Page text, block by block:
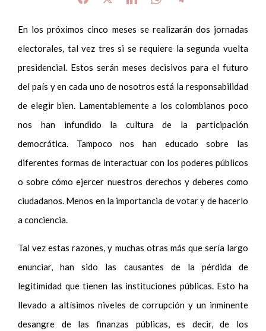
En los próximos cinco meses se realizarán dos jornadas
electorales, tal vez tres si se requiere la segunda vuelta
presidencial. Estos serán meses decisivos para el futuro
del país y en cada uno de nosotros está la responsabilidad
de elegir bien. Lamentablemente a los colombianos poco
nos han infundido la cultura de la participación
democrática. Tampoco nos han educado sobre las
diferentes formas de interactuar con los poderes públicos
o sobre cómo ejercer nuestros derechos y deberes como
ciudadanos. Menos en la importancia de votar y de hacerlo
a conciencia.
Tal vez estas razones, y muchas otras más que sería largo
enunciar, han sido las causantes de la pérdida de
legitimidad que tienen las instituciones públicas. Esto ha
llevado a altísimos niveles de corrupción y un inminente
desangre de las finanzas públicas, es decir, de los